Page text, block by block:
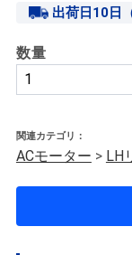
出荷日10日
数量
関連カテゴリ：
ACモーター > LH